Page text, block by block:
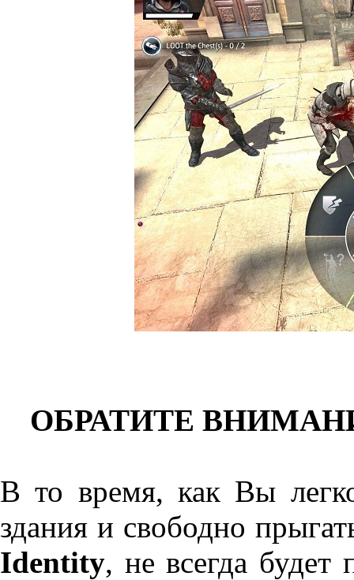
ОБРАТИТЕ
В то время, как Вы
здания и свободно
Identity, не всегда